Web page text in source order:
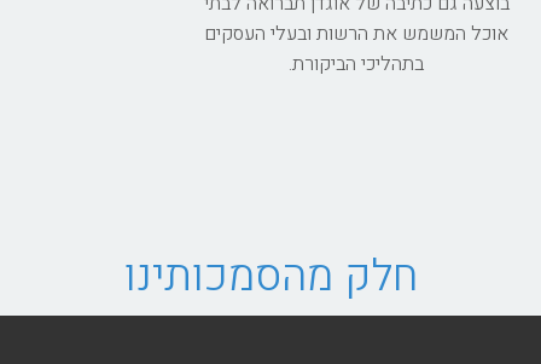
אוכל המשמש את הרשות ובעלי העסקים
בתהליכי הביקורת.
חלק מהסמכותינו